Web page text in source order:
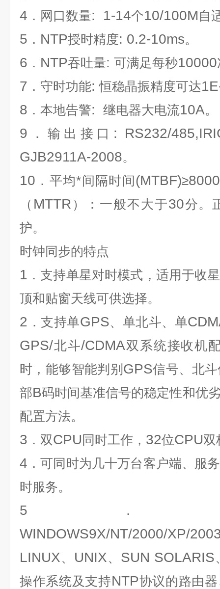
4 ．网口数量: 1-14个10/100M自
5 ． NTP授时精度: 0.2-10ms。
6 ． NTP吞吐量: 可满足每秒10000
7 ．守时功能:恒稳晶振精度可达
8 ．本地告警: 继电器大电流10A。
9 ．输出接口 : RS232/
GJB2911A-2008。
10 ．平均*间隔时间(MTBF)≥
（ MTTR ）：一般不大于30分。
护。
时钟同步的特点
1 ．支持单星对时模式，适用于收
顶和贴窗天线可供选择。
2 ．支持单GPS、单北斗、单
GPS/北斗/CDMA双系统接收机
时，能够智能判别 GPS信号、北
部B码时间基准信号的稳定性和优
配置方法。
3 ．双CPU 同时工作， 32位CPU双
4 ．可同时为几十万台客户端、服
时服务。
5 ．
WINDOWS9X/NT/2000/XP/
LINUX、 UNIX、 SUN SOLARIS
操作系统及支持NTP协议的路由